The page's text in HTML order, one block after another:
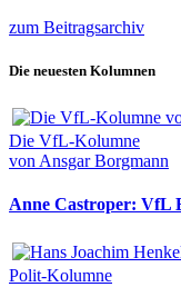
zum Beitragsarchiv
Die neuesten Kolumnen
Die VfL-Kolumne
von Ansgar Borgmann
Anne Castroper: VfL
Polit-Kolumne